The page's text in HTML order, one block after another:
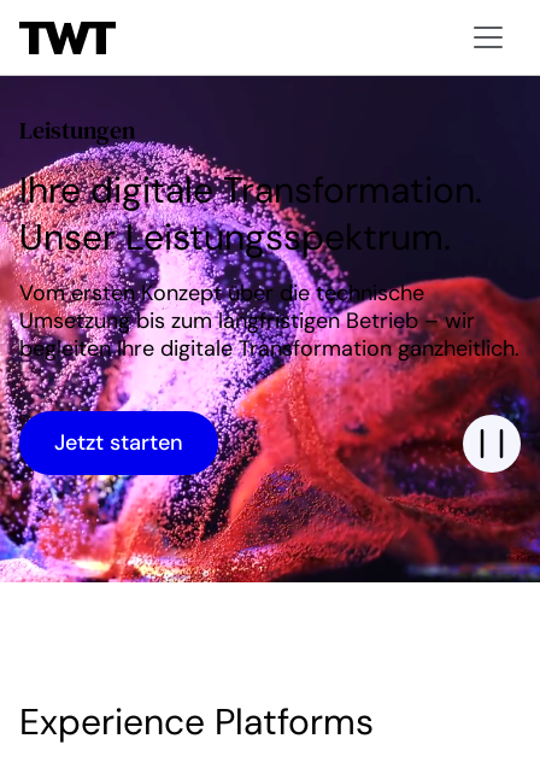
Leistungen
Ihre digitale Transformation.
Unser Leistungsspektrum.
Vom ersten Konzept über die technische
Umsetzung bis zum langfristigen Betrieb – wir
begleiten Ihre digitale Transformation ganzheitlich.
Jetzt starten
Experience Platforms